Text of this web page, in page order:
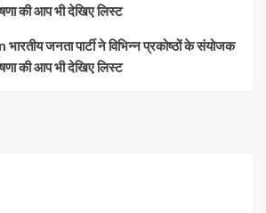
की आप भी देखिए लिस्ट
भारतीय जनता पार्टी ने विभिन्न प्रकोष्ठों के संयोजक
की आप भी देखिए लिस्ट